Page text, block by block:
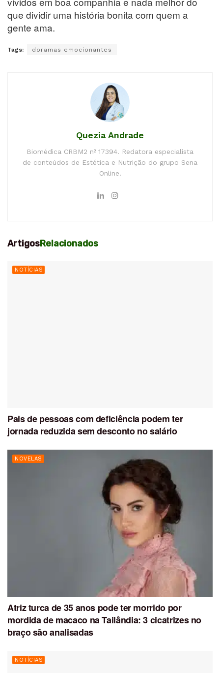
que dividir uma história bonita com quem a
gente ama.
Tags: doramas emocionantes
Quezia Andrade
Biomédica CRBM2 nº 17394. Redatora especialista
de conteúdos de Estética e Nutrição do grupo Sena
Online.
ArtigosRelacionados
NOTÍCIAS
Pais de pessoas com deficiência podem ter
jornada reduzida sem desconto no salário
NOVELAS
Atriz turca de 35 anos pode ter morrido por
mordida de macaco na Tailândia: 3 cicatrizes no
braço são analisadas
NOTÍCIAS